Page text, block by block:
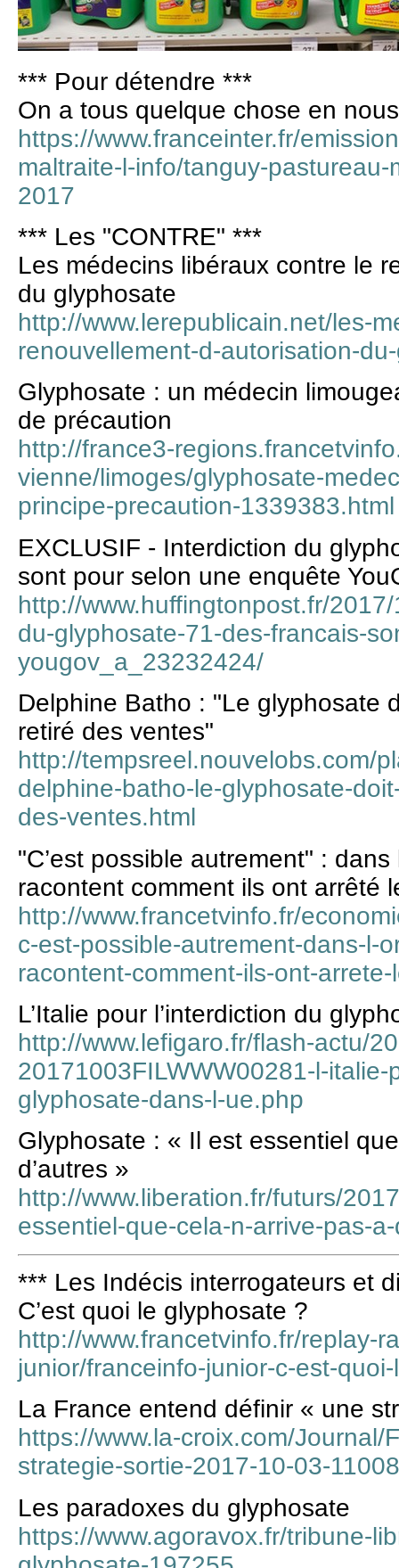
*** Pour détendre ***
On a tous quelque chose en
https://www.franceinter.fr/
maltraite-l-info/tanguy-
2017
*** Les "CONTRE" ***
Les médecins libéraux contre le
du glyphosate
http://www.lerepublicain.net/les-
renouvellement-d-autorisation-
Glyphosate : un médecin
de précaution
http://france3-
vienne/limoges/glyphosate-
principe-precaution-1339383.html
EXCLUSIF - Interdiction du
sont pour selon une enquête
http://www.huffingtonpost.fr/
du-glyphosate-71-des-francais-
yougov_a_23232424/
Delphine Batho : "Le glyphosate
retiré des ventes"
http://tempsreel.nouvelobs.com/
delphine-batho-le-glyphosate-
des-ventes.html
"C’est possible autrement" :
racontent comment ils ont arrêté
http://www.francetvinfo.fr/
c-est-possible-autrement-dans-l-
racontent-comment-ils-ont-
L’Italie pour l’interdiction du
http://www.lefigaro.fr/flash-actu/
20171003FILWWW00281-l-
glyphosate-dans-l-ue.php
Glyphosate : « Il est essentiel
d’autres »
http://www.liberation.fr/futurs/
essentiel-que-cela-n-arrive-pas-
*** Les Indécis interrogateurs et
C’est quoi le glyphosate ?
http://www.francetvinfo.fr/replay-
junior/franceinfo-junior-c-est-
La France entend définir « une
https://www.la-croix.com/
strategie-sortie-2017-10-03-
Les paradoxes du glyphosate
https://www.agoravox.fr/tribune-